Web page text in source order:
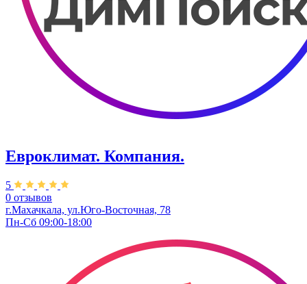
Евроклимат. Компания.
5
0 отзывов
г.Махачкала, ул.Юго-Восточная, 78
Пн-Сб 09:00-18:00